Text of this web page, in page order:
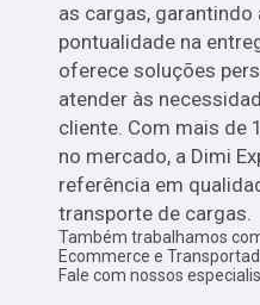
as cargas, garantindo
pontualidade na
oferece soluções
atender às
cliente. Com mais de
no mercado, a Dimi
referência em
transporte de cargas.
Também trabalhamos
Ecommerce e
Fale com nossos